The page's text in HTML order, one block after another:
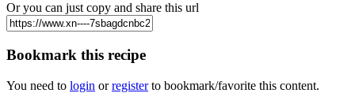
Or you can just copy and share this url
Bookmark this recipe
You need to login orregisterto bookmark/favorite this content.